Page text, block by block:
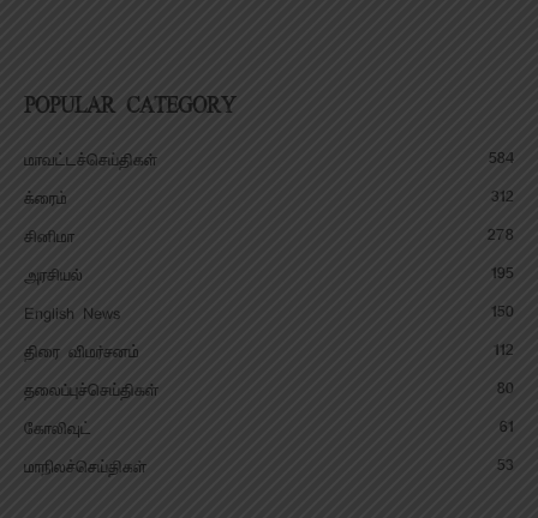
POPULAR CATEGORY
மாவட்டச்செய்திகள்
584
க்ரைம்
312
சினிமா
278
அரசியல்
195
English News
150
திரை விமர்சனம்
112
தலைப்புச்செய்திகள்
80
கோலிவுட்
61
மாநிலச்செய்திகள்
53